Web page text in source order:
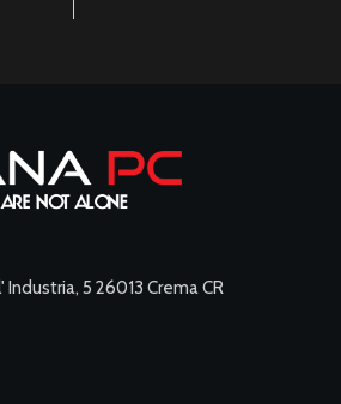
Industria, 5 26013 Crema CR